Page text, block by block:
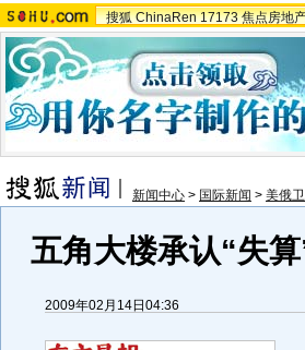
搜狐 ChinaRen 17173 焦点房地
新闻中心 > 国际新闻 > 美俄
五角大楼承认“失
2009年02月14日04:36